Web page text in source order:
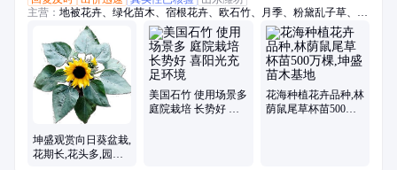
主营： 地被花卉、绿化苗木、宿根花卉、欧石竹、月季、粉黛乱子草、时
令草花、菊花
坤盛观赏向日葵盆栽,
花期长,花头多,园林
美国石竹 使用场景多
庭院栽培 长势好 喜
花海种植花卉品种,林
荫鼠尾草杯苗500万